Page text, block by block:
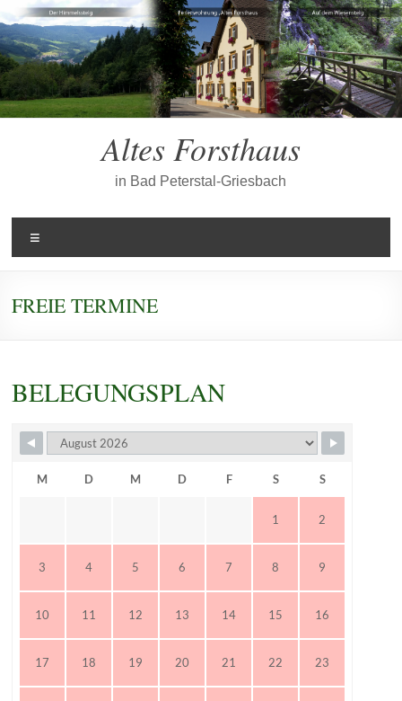
Zum
Inhalt
springen
Altes Forsthaus
in Bad Peterstal-Griesbach
FREIE TERMINE
BELEGUNGSPLAN
M D M D F S S
1 2
3 4 5 6 7 8 9
10 11 12 13 14 15 16
17 18 19 20 21 22 23